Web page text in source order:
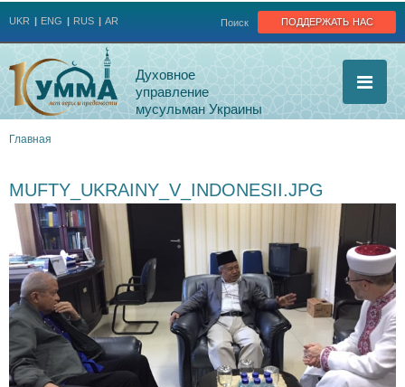
поддержать нас
Поиск
UKR ENG RUS AR
Духовное
управление
мусульман Украины
здесь
Главная
MUFTY_UKRAINY_V_INDONESII.JPG